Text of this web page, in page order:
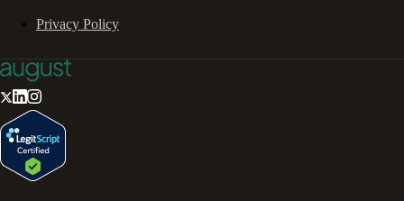
Privacy Policy